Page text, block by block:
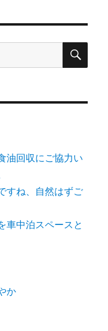
検
油回収にご協力い
すね、自然はずご
車中泊スペースと
か